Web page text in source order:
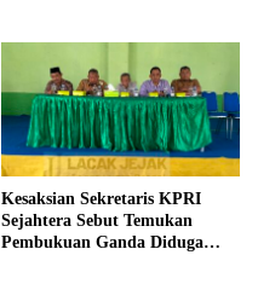
Kesaksian Sekretaris KPRI
Sejahtera Sebut Temukan
Pembukuan Ganda Diduga